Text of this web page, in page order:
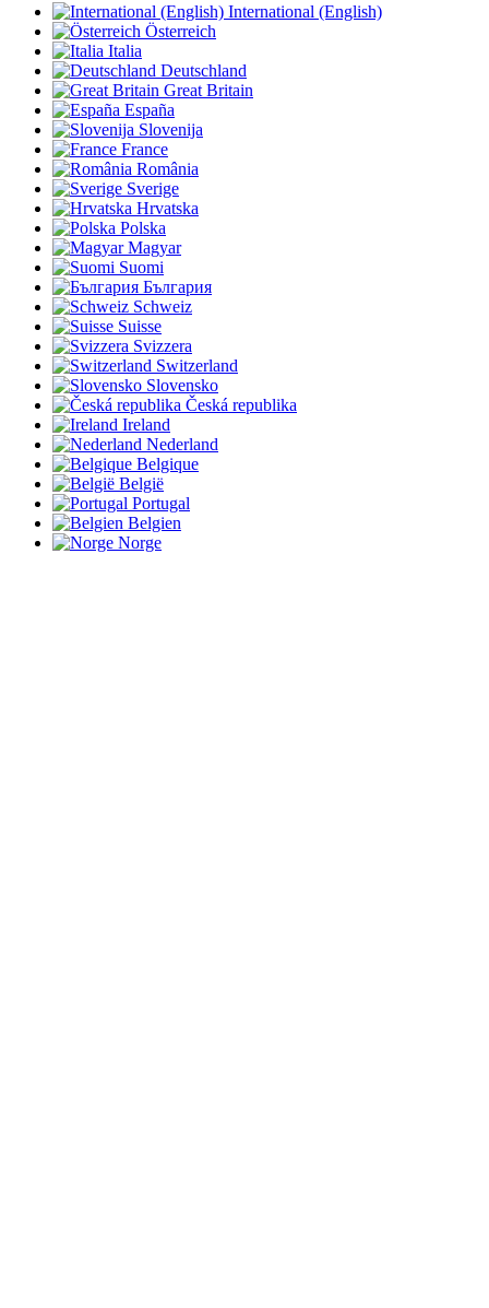
International (English)
Österreich
Italia
Deutschland
Great Britain
España
Slovenija
France
România
Sverige
Hrvatska
Polska
Magyar
Suomi
България
Schweiz
Suisse
Svizzera
Switzerland
Slovensko
Česká republika
Ireland
Nederland
Belgique
België
Portugal
Belgien
Norge